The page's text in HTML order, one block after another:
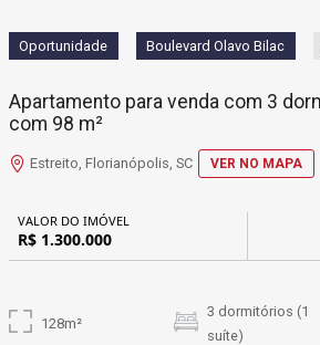
Oportunidade Boulevard Olavo Bilac
Apartamento para venda com 3
com 98 m²
Estreito, Florianópolis, SC VER NO MAPA
VALOR DO IMÓVEL
R$ 1.300.000
128m²
3 dormitórios (1
suíte)